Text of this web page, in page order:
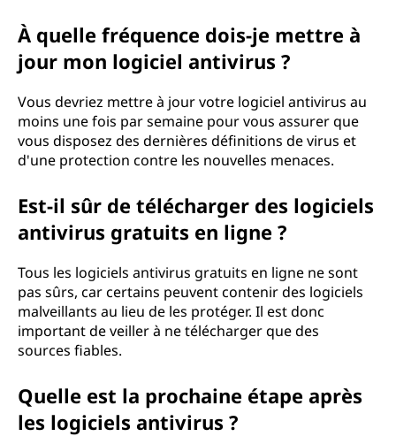
À quelle fréquence dois-je mettre à
jour mon logiciel antivirus ?
Vous devriez mettre à jour votre logiciel antivirus au
moins une fois par semaine pour vous assurer que
vous disposez des dernières définitions de virus et
d'une protection contre les nouvelles menaces.
Est-il sûr de télécharger des logiciels
antivirus gratuits en ligne ?
Tous les logiciels antivirus gratuits en ligne ne sont
pas sûrs, car certains peuvent contenir des logiciels
malveillants au lieu de les protéger. Il est donc
important de veiller à ne télécharger que des
sources fiables.
Quelle est la prochaine étape après
les logiciels antivirus ?